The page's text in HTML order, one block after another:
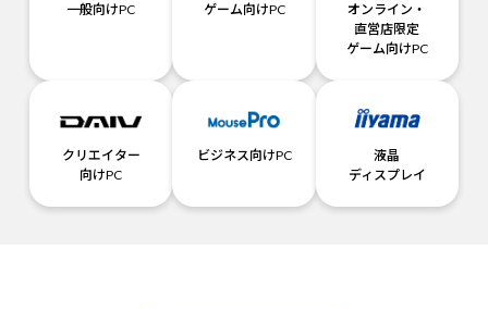
一般向けPC ゲーム向けPC
オンライン・
直営店限定
ゲーム向けPC
クリエイター
向けPC
ビジネス向けPC
液晶
ディスプレイ